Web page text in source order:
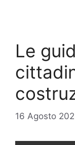
Le
16 Agosto